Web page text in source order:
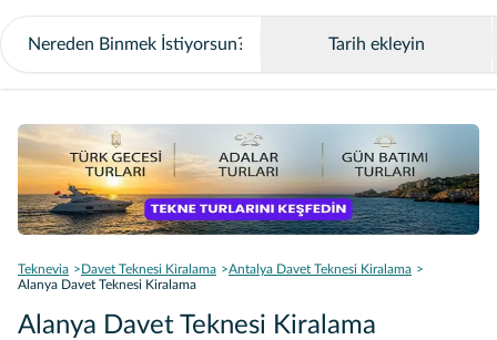
Tarih ekleyin
Teknevia Davet Teknesi Kiralama
Antalya Davet Teknesi Kiralama
Alanya Davet Teknesi Kiralama
Alanya Davet Teknesi Kiralama